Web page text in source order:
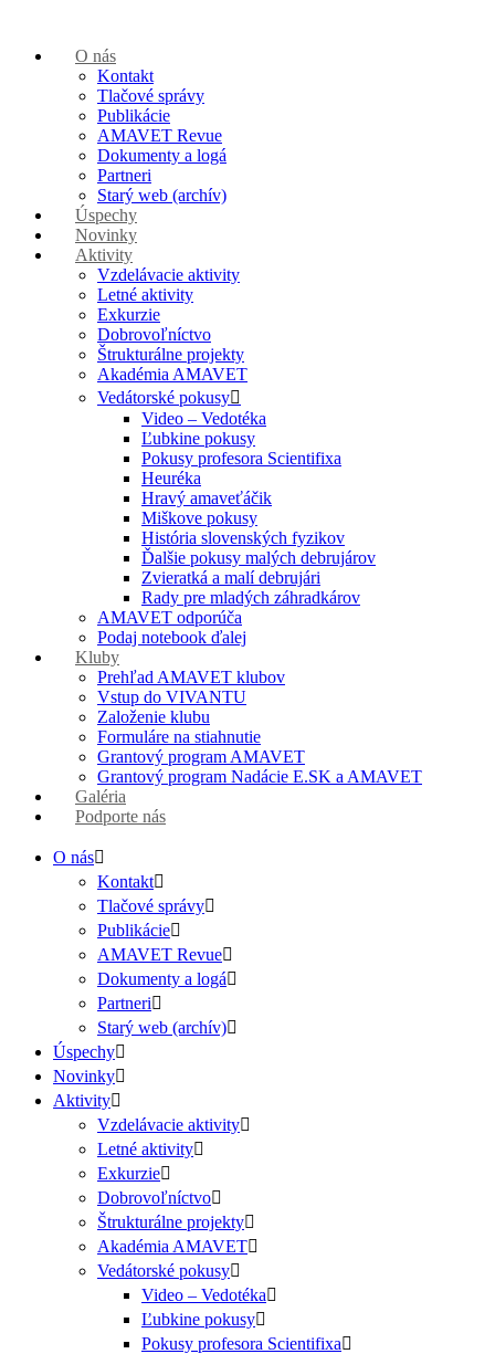
O nás
Kontakt
Tlačové správy
Publikácie
AMAVET Revue
Dokumenty a logá
Partneri
Starý web (archív)
Úspechy
Novinky
Aktivity
Vzdelávacie aktivity
Letné aktivity
Exkurzie
Dobrovoľníctvo
Štrukturálne projekty
Akadémia AMAVET
Vedátorské pokusy
Video – Vedotéka
Ľubkine pokusy
Pokusy profesora Scientifixa
Heuréka
Hravý amaveťáčik
Miškove pokusy
História slovenských fyzikov
Ďalšie pokusy malých debrujárov
Zvieratká a malí debrujári
Rady pre mladých záhradkárov
AMAVET odporúča
Podaj notebook ďalej
Kluby
Prehľad AMAVET klubov
Vstup do VIVANTU
Založenie klubu
Formuláre na stiahnutie
Grantový program AMAVET
Grantový program Nadácie E.SK a AMAVET
Galéria
Podporte nás
O nás
Kontakt
Tlačové správy
Publikácie
AMAVET Revue
Dokumenty a logá
Partneri
Starý web (archív)
Úspechy
Novinky
Aktivity
Vzdelávacie aktivity
Letné aktivity
Exkurzie
Dobrovoľníctvo
Štrukturálne projekty
Akadémia AMAVET
Vedátorské pokusy
Video – Vedotéka
Ľubkine pokusy
Pokusy profesora Scientifixa